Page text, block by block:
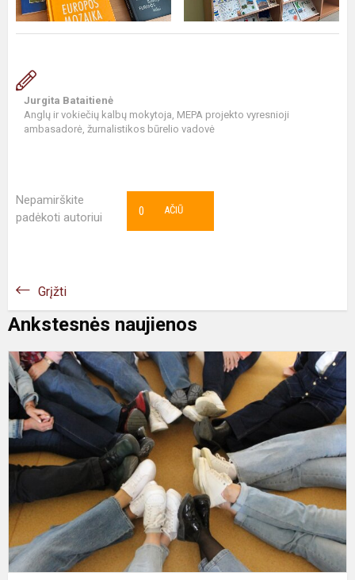
Jurgita Bataitienė
Anglų ir vokiečių kalbų mokytoja, MEPA projekto vyresnioji
ambasadorė, žurnalistikos būrelio vadovė
Nepamirškite
padėkoti autoriui
AČIŪ
0
Grįžti
Ankstesnės naujienos